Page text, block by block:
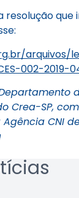
resolução que
arquivos/
002-2019-
Crea-SP, com
CNI